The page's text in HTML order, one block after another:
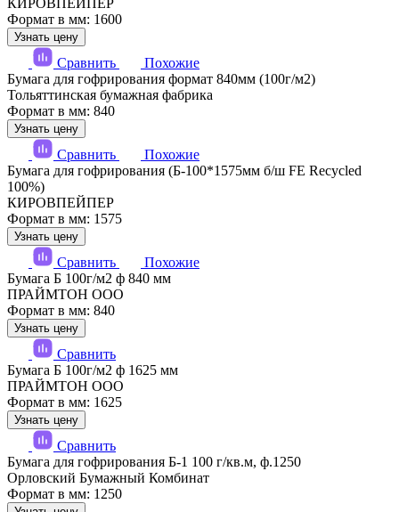
КИРОВПЕЙПЕР
Формат в мм: 1600
Узнать цену
Сравнить
Похожие
Бумага для гофрирования формат 840мм (100г/м2)
Тольяттинская бумажная фабрика
Формат в мм: 840
Узнать цену
Сравнить
Похожие
Бумага для гофрирования (Б-100*1575мм б/ш FE Recycled
100%)
КИРОВПЕЙПЕР
Формат в мм: 1575
Узнать цену
Сравнить
Похожие
Бумага Б 100г/м2 ф 840 мм
ПРАЙМТОН ООО
Формат в мм: 840
Узнать цену
Сравнить
Бумага Б 100г/м2 ф 1625 мм
ПРАЙМТОН ООО
Формат в мм: 1625
Узнать цену
Сравнить
Бумага для гофрирования Б-1 100 г/кв.м, ф.1250
Орловский Бумажный Комбинат
Формат в мм: 1250